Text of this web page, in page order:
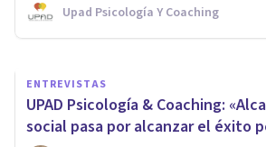
Upad Psicología Y Coaching
Psicología Y Mente
ENTREVISTAS
UPAD Psicología & Coaching:
social pasa por alcanzar el éxito